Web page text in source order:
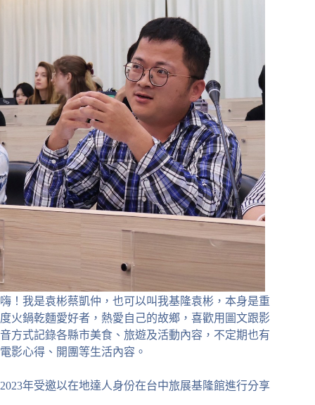
嗨！我是袁彬蔡凱仲，也可以叫我基隆袁彬，本身是重
度火鍋乾麵愛好者，熱愛自己的故鄉，喜歡用圖文跟影
音方式記錄各縣市美食、旅遊及活動內容，不定期也有
電影心得、開團等生活內容。
2023年受邀以在地達人身份在台中旅展基隆館進行分享